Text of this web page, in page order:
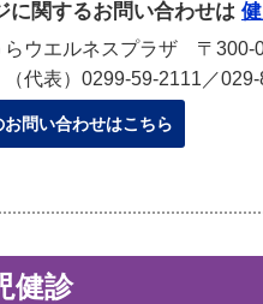
に関するお問い合わせは
らウエルネスプラザ 〒
（代表）0299-59-2111／
お問い合わせはこちら
健診